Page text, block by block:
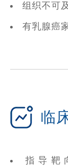
组织不可
有乳腺癌
临
指导靶